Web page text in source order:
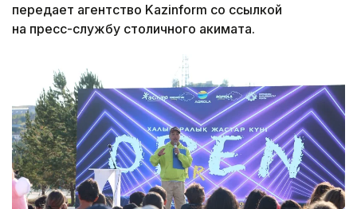
передает агентство Kazinform со ссылкой
на пресс-службу столичного акимата.